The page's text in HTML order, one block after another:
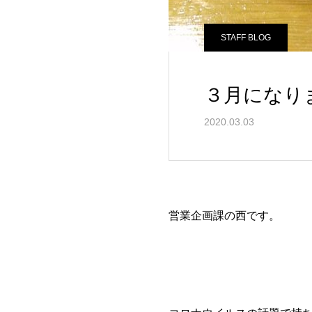
STAFF BLOG
３月になり
2020.03.03
営業企画課の西です。